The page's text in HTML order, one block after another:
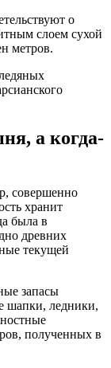
о
слоем сухой
метров.
а когда-
совершенно
хранит
была в
древних
текущей
запасы
шапки, ледники,
полученных в